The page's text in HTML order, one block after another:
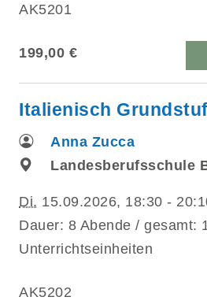
AK5201
199,00 €
Italienisch
Anna Zucca
Landesberufsschule
Di. 15.09.2026, 18:30 -
Dauer: 8 Abende / gesamt:
Unterrichtseinheiten
AK5202